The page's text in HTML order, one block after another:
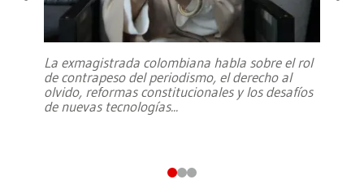
La exmagistrada colombiana habla sobre el rol
de contrapeso del periodismo, el derecho al
olvido, reformas constitucionales y los desafíos
de nuevas tecnologías...